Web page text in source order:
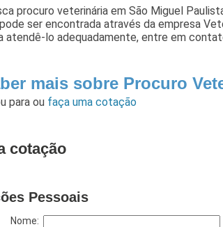
procuro veterinária em São Miguel
ser encontrada através da empresa
atendê-lo adequadamente, entre em
mais sobre Procuro
paraou faça uma cotação
cotação
Pessoais
Nome: